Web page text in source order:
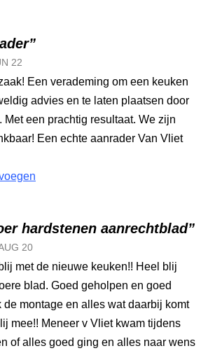
22
Een verademing om een keuken
advies en te laten plaatsen door
een prachtig resultaat. We zijn
Een echte aanrader Van Vliet
hardstenen aanrechtblad”
20
met de nieuwe keuken!! Heel blij
blad. Goed geholpen en goed
montage en alles wat daarbij komt
mee!! Meneer v Vliet kwam tijdens
of alles goed ging en alles naar wens